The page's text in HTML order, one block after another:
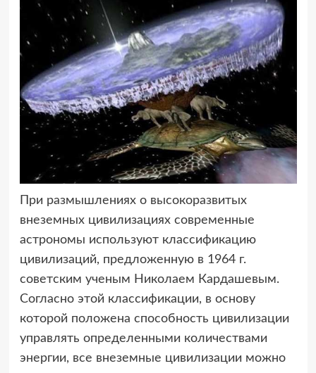
При размышлениях о высокоразвитых
внеземных цивилизациях современные
астрономы используют классификацию
цивилизаций, предложенную в 1964 г.
советским ученым Николаем Кардашевым.
Согласно этой классификации, в основу
которой положена способность цивилизации
управлять определенными количествами
энергии, все внеземные цивилизации можно